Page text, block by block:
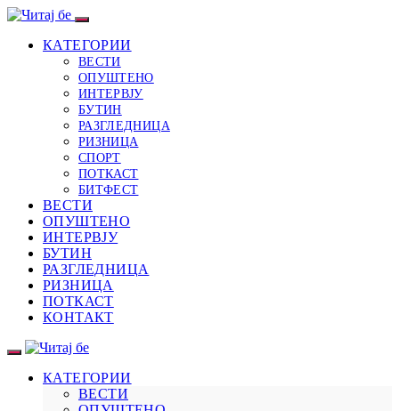
КАТЕГОРИИ
ВЕСТИ
ОПУШТЕНО
ИНТЕРВЈУ
БУТИН
РАЗГЛЕДНИЦА
РИЗНИЦА
СПОРТ
ПОТКАСТ
БИТФЕСТ
ВЕСТИ
ОПУШТЕНО
ИНТЕРВЈУ
БУТИН
РАЗГЛЕДНИЦА
РИЗНИЦА
ПОТКАСТ
КОНТАКТ
КАТЕГОРИИ
ВЕСТИ